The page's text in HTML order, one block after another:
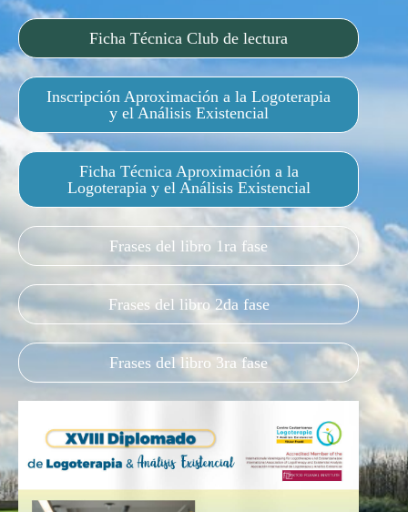
Ficha Técnica Club de lectura
Inscripción Aproximación a la Logoterapia
y el Análisis Existencial
Ficha Técnica Aproximación a la
Logoterapia y el Análisis Existencial
Frases del libro 1ra fase
Frases del libro 2da fase
Frases del libro 3ra fase